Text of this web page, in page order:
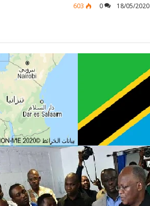
18/05/2020
0
603